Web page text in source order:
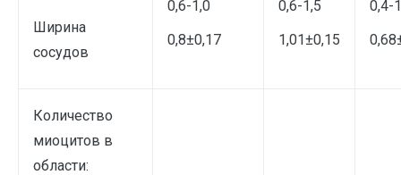
Ширина
сосудов
0,6-1,0
0,8±0,17
0,6-1,5
1,01±0,15
0,4-
Количество
миоцитов в
области: